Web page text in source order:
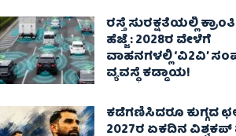
ರಸ್ತೆ ಸುರಕ್ಷತೆಯಲ್ಲಿ
ಹೆಜ್ಜೆ : 2028ರ ವೇಳೆಗೆ
ವಾಹನಗಳಲ್ಲಿ ‘ವಿ2ವಿ’
ವ್ಯವಸ್ಥೆ ಕಡ್ಡಾಯ!
ಕಡೆಗಣಿಸಿದರೂ ಕುಗ್ಗದ
2027ರ ಏಕದಿನ